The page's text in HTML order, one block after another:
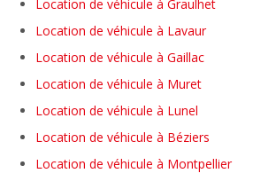
Location de véhicule à Graulhet
Location de véhicule à Lavaur
Location de véhicule à Gaillac
Location de véhicule à Muret
Location de véhicule à Lunel
Location de véhicule à Béziers
Location de véhicule à Montpellier